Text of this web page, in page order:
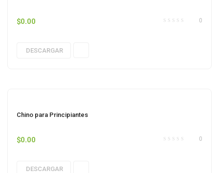
0
$0.00
DESCARGAR
Chino para Principiantes
0
$0.00
DESCARGAR